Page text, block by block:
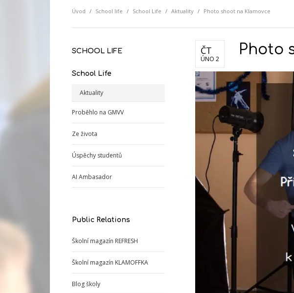
Úvod School life School Life Aktuality Photo shoot na Klamovce
SCHOOL LIFE
School Life
Aktuality
Proběhlo na GMVV
Ze života
Úspěchy studentů
AI Ambasador
Public Relations
Školní magazín REFRESH
Školní magazín KLAMOFFKA
Blog školy
ČT
ÚNO 2
Photo